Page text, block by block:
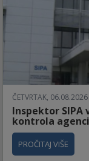
ČETVRTAK,
Inspektor
kontrola
PROČITAJ VIŠE